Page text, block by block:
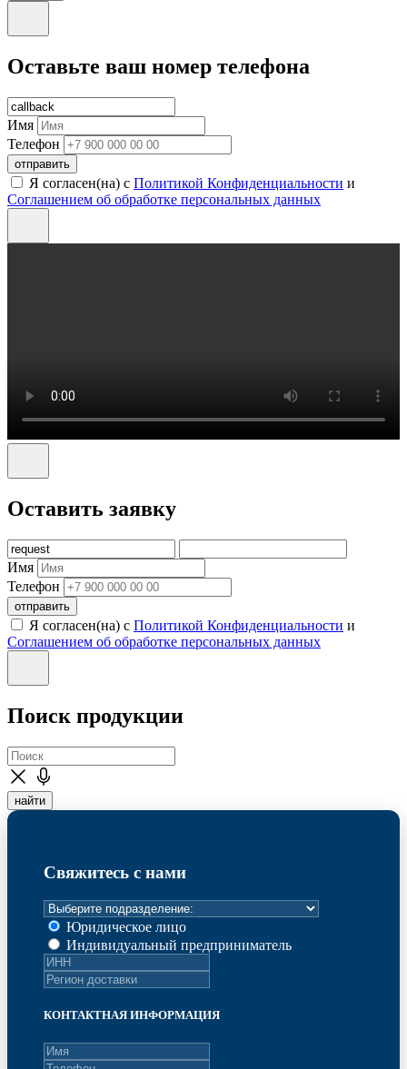
Оставьте ваш номер телефона
Имя
Телефон
отправить
Я согласен(на) с Политикой Конфиденциальности и
Соглашением об обработке персональных данных
Оставить заявку
Имя
Телефон
отправить
Я согласен(на) с Политикой Конфиденциальности и
Соглашением об обработке персональных данных
Поиск продукции
найти
Свяжитесь с нами
Юридическое лицо
Индивидуальный предприниматель
КОНТАКТНАЯ ИНФОРМАЦИЯ